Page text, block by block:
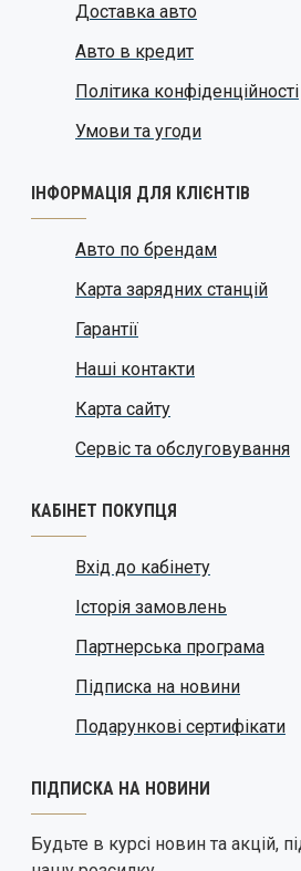
Доставка авто
Авто в кредит
Політика конфіденційності
Умови та угоди
ІНФОРМАЦІЯ ДЛЯ КЛІЄНТІВ
Авто по брендам
Карта зарядних станцій
Гарантії
Наші контакти
Карта сайту
Сервіс та обслуговування
КАБІНЕТ ПОКУПЦЯ
Вхід до кабінету
Історія замовлень
Партнерська програма
Підписка на новини
Подарункові сертифікати
ПІДПИСКА НА НОВИНИ
Будьте в курсі новин та акцій,